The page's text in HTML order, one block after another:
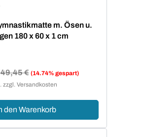
Bewertung von 4.67 von 5 Sternen
m. Ösen u.
180 x 60 x 1 cm
Preis:
€ (14.74% gespart)
zzgl. Versandkosten
den Warenkorb